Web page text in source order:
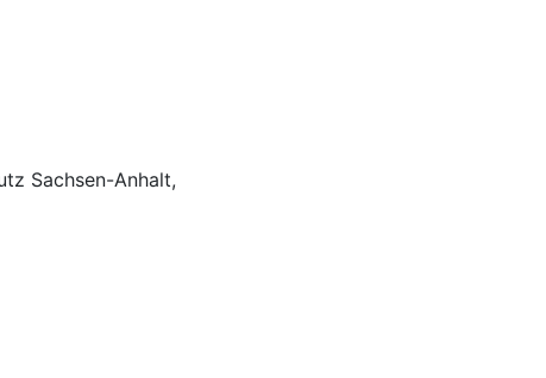
Sachsen-Anhalt,